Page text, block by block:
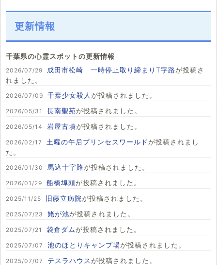
更新情報
千葉県の心霊スポットの更新情報
2026/07/29 成田市松崎 一時停止取り締まりT字路が投稿さ
れました。
2026/07/09 千葉少女殺人 が投稿されました。
2026/05/31 長南聖苑が投稿されました。
2026/05/14 岩屋古墳が投稿されました。
2026/02/17 土曜の午后プリンセスワールド が投稿されまし
た。
2026/01/30 馬込十字路が投稿されました。
2026/01/29 船橋埠頭が投稿されました。
2025/11/25 旧藤立病院が投稿されました。
2025/07/23 姥が池が投稿されました。
2025/07/21 袋倉ダム が投稿されました。
2025/07/07 池のほとりキャンプ場が投稿されました。
2025/07/07 テスラハウス が投稿されました。